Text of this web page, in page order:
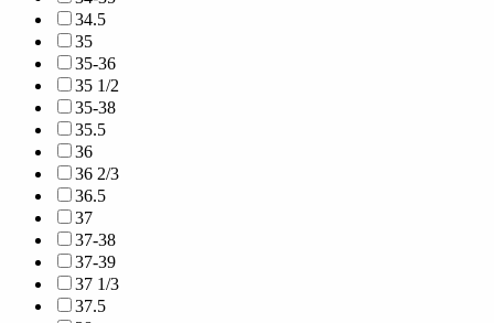
34.5
35
35-36
35 1/2
35-38
35.5
36
36 2/3
36.5
37
37-38
37-39
37 1/3
37.5